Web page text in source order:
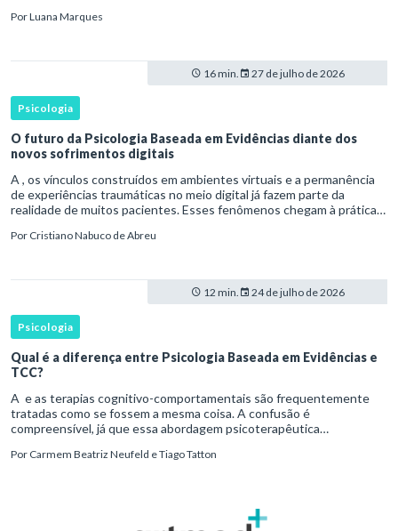
necessidades d
PorLuana Marques
16 min. 27 de julho de 2026
Psicologia
O futuro da Psicologia Baseada em Evidências diante dos
novos sofrimentos digitais
A , os vínculos construídos em ambientes virtuais e a permanência
de experiências traumáticas no meio digital já fazem parte da
realidade de muitos pacientes. Esses fenômenos chegam à prática
Por Cristiano Nabuco de Abreu
12 min. 24 de julho de 2026
Psicologia
Qual é a diferença entre Psicologia Baseada em Evidências e
TCC?
A e as terapias cognitivo-comportamentais são frequentemente
tratadas como se fossem a mesma coisa. A confusão é
compreensível, já que essa abordagem psicoterapêutica
experimentais, protocolos
Por Carmem Beatriz Neufeld e Tiago Tatton